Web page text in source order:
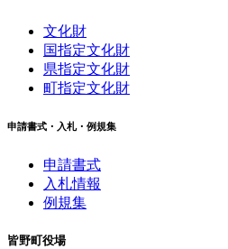
文化財
国指定文化財
県指定文化財
町指定文化財
申請書式・入札・例規集
申請書式
入札情報
例規集
皆野町役場